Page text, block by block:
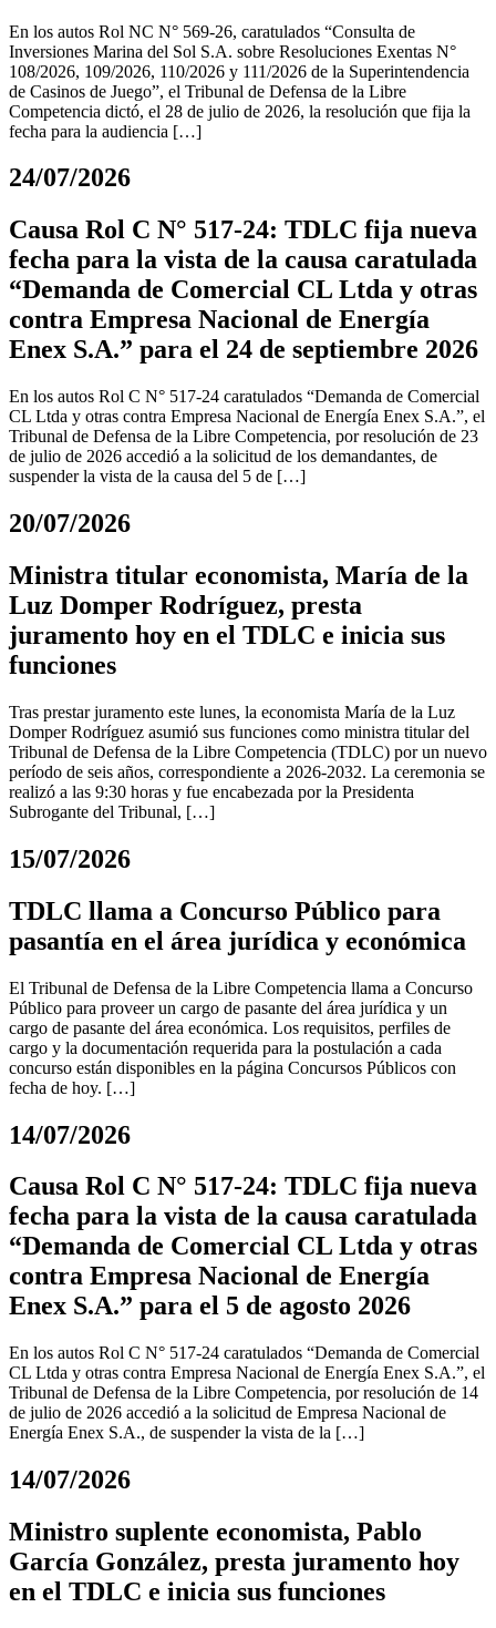
En los autos Rol NC N° 569-26, caratulados “Consulta de
Inversiones Marina del Sol S.A. sobre Resoluciones Exentas N°
108/2026, 109/2026, 110/2026 y 111/2026 de la Superintendencia
de Casinos de Juego”, el Tribunal de Defensa de la Libre
Competencia dictó, el 28 de julio de 2026, la resolución que fija la
fecha para la audiencia […]
24/07/2026
Causa Rol C N° 517-24: TDLC fija nueva
fecha para la vista de la causa caratulada
“Demanda de Comercial CL Ltda y otras
contra Empresa Nacional de Energía
Enex S.A.” para el 24 de septiembre 2026
En los autos Rol C N° 517-24 caratulados “Demanda de Comercial
CL Ltda y otras contra Empresa Nacional de Energía Enex S.A.”, el
Tribunal de Defensa de la Libre Competencia, por resolución de 23
de julio de 2026 accedió a la solicitud de los demandantes, de
suspender la vista de la causa del 5 de […]
20/07/2026
Ministra titular economista, María de la
Luz Domper Rodríguez, presta
juramento hoy en el TDLC e inicia sus
funciones
Tras prestar juramento este lunes, la economista María de la Luz
Domper Rodríguez asumió sus funciones como ministra titular del
Tribunal de Defensa de la Libre Competencia (TDLC) por un nuevo
período de seis años, correspondiente a 2026-2032. La ceremonia se
realizó a las 9:30 horas y fue encabezada por la Presidenta
Subrogante del Tribunal, […]
15/07/2026
TDLC llama a Concurso Público para
pasantía en el área jurídica y económica
El Tribunal de Defensa de la Libre Competencia llama a Concurso
Público para proveer un cargo de pasante del área jurídica y un
cargo de pasante del área económica. Los requisitos, perfiles de
cargo y la documentación requerida para la postulación a cada
concurso están disponibles en la página Concursos Públicos con
fecha de hoy. […]
14/07/2026
Causa Rol C N° 517-24: TDLC fija nueva
fecha para la vista de la causa caratulada
“Demanda de Comercial CL Ltda y otras
contra Empresa Nacional de Energía
Enex S.A.” para el 5 de agosto 2026
En los autos Rol C N° 517-24 caratulados “Demanda de Comercial
CL Ltda y otras contra Empresa Nacional de Energía Enex S.A.”, el
Tribunal de Defensa de la Libre Competencia, por resolución de 14
de julio de 2026 accedió a la solicitud de Empresa Nacional de
Energía Enex S.A., de suspender la vista de la […]
14/07/2026
Ministro suplente economista, Pablo
García González, presta juramento hoy
en el TDLC e inicia sus funciones